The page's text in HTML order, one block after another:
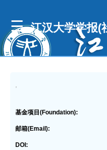
江汉大学学报(
,
基金项目(Foundation):
邮箱(Email):
DOI: